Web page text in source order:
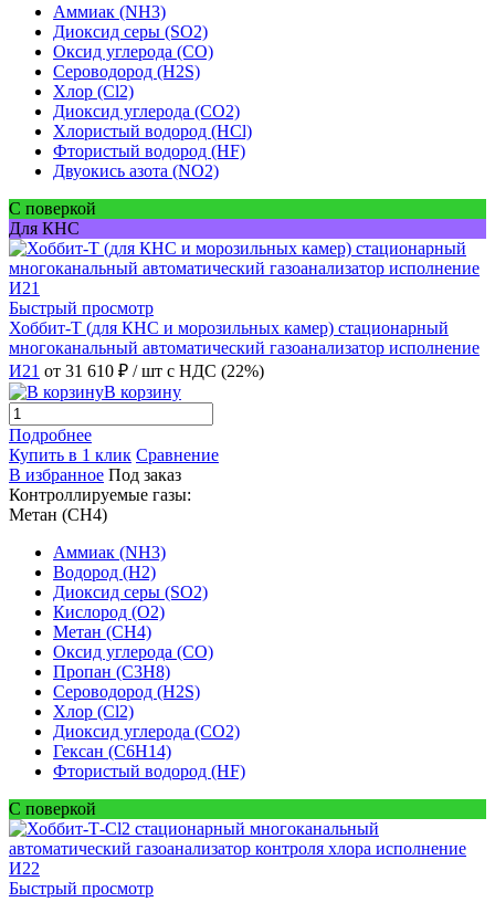
Аммиак (NH3)
Диоксид серы (SO2)
Оксид углерода (CO)
Сероводород (H2S)
Хлор (Cl2)
Диоксид углерода (CO2)
Хлористый водород (HCl)
Фтористый водород (HF)
Двуокись азота (NO2)
С поверкой
Для КНС
Быстрый просмотр
Хоббит-Т (для КНС и морозильных камер) стационарный
многоканальный автоматический газоанализатор исполнение
И21 от 31 610 ₽ / шт с НДС (22%)
В корзину
Подробнее
Купить в 1 клик Сравнение
В избранное Под заказ
Контроллируемые газы:
Метан (CH4)
Аммиак (NH3)
Водород (H2)
Диоксид серы (SO2)
Кислород (O2)
Метан (CH4)
Оксид углерода (CO)
Пропан (C3H8)
Сероводород (H2S)
Хлор (Cl2)
Диоксид углерода (CO2)
Гексан (C6H14)
Фтористый водород (HF)
С поверкой
Быстрый просмотр